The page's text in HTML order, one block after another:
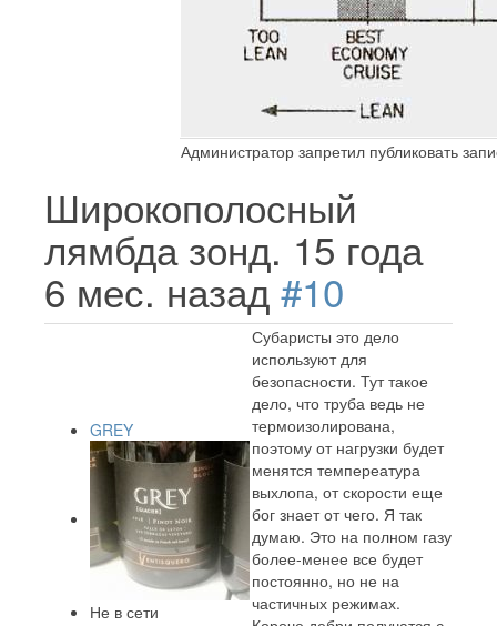
Администратор запретил публиковать
Широкополосный
лямбда зонд. 15 года
6 мес. назад#10
GREY
Не в сети
Субаристы это дело
используют для
безопасности. Тут такое
дело, что труба ведь не
термоизолирована,
поэтому от нагрузки будет
менятся темпереатура
выхлопа, от скорости еще
бог знает от чего. Я так
думаю. Это на полном газу
более-менее все будет
постоянно, но не на
частичных режимах.